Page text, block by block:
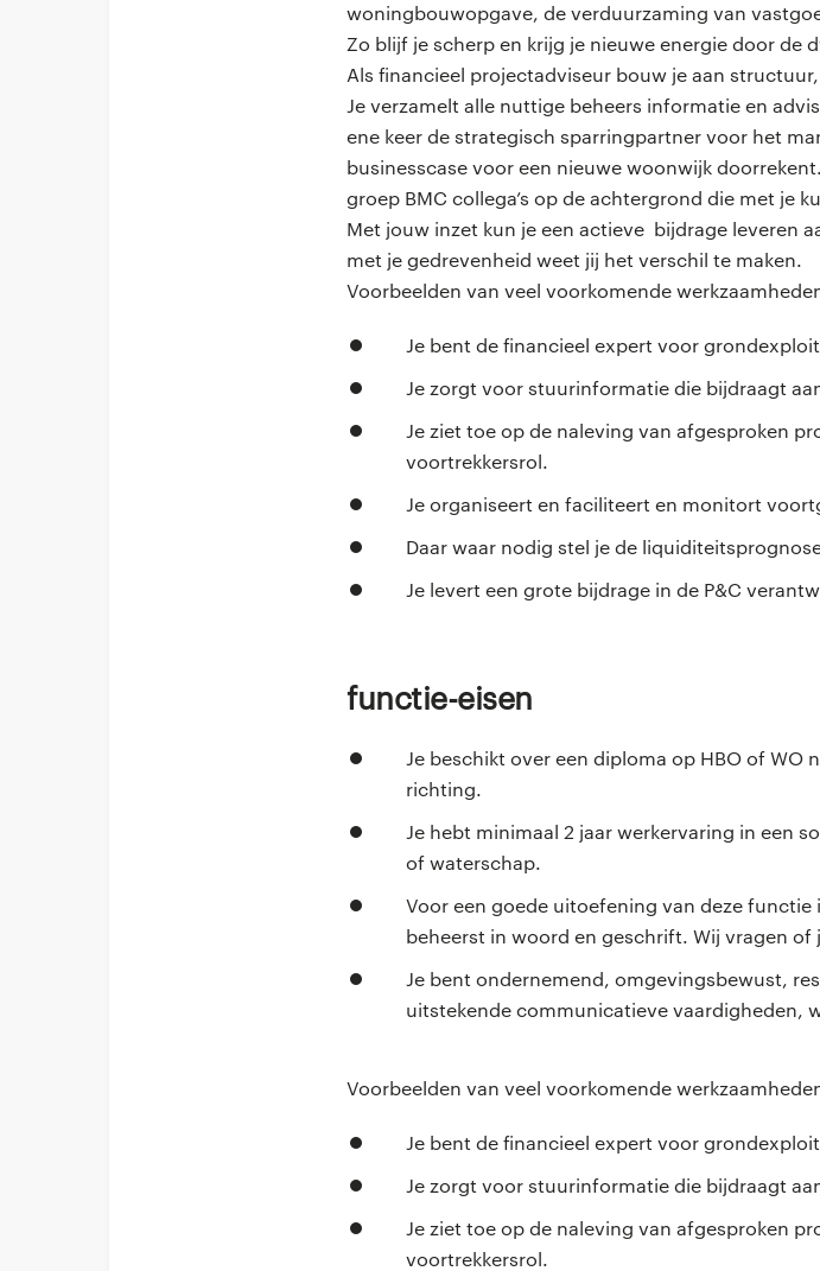
woningbouwopgave, de verduurzaming van
Zo blijf je scherp en krijg je nieuwe energie door de
Als financieel projectadviseur bouw je aan
Je verzamelt alle nuttige beheers informatie en
ene keer de strategisch sparringpartner voor het
businesscase voor een nieuwe woonwijk
groep BMC collega’s op de achtergrond die met je
Met jouw inzet kun je een actieve bijdrage leveren
met je gedrevenheid weet jij het verschil te maken.
Voorbeelden van veel voorkomende
Je bent de financieel expert voor
Je zorgt voor stuurinformatie die bijdraagt
Je ziet toe op de naleving van afgesproken
voortrekkersrol.
Je organiseert en faciliteert en monitort
Daar waar nodig stel je de
Je levert een grote bijdrage in de P&C
Functie-eisen
Je beschikt over een diploma op HBO of WO
richting.
Je hebt minimaal 2 jaar werkervaring in een
of waterschap.
Voor een goede uitoefening van deze
beheerst in woord en geschrift. Wij vragen
Je bent ondernemend, omgevingsbewust,
uitstekende communicatieve vaardigheden,
Voorbeelden van veel voorkomende
Je bent de financieel expert voor
Je zorgt voor stuurinformatie die bijdraagt
Je ziet toe op de naleving van afgesproken
voortrekkersrol.